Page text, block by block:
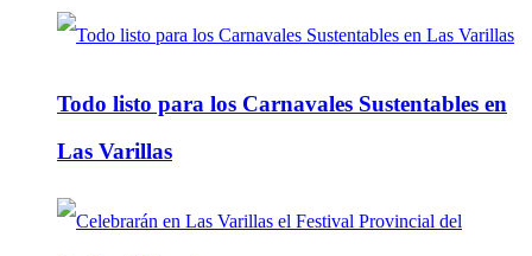
Todo listo para los Carnavales Sustentables en
Las Varillas